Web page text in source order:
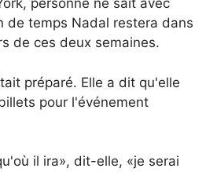
personne ne sait avec
de temps Nadal restera dans
de ces deux semaines.
préparé. Elle a dit qu'elle
pour l'événement
il ira», dit-elle, «je serai